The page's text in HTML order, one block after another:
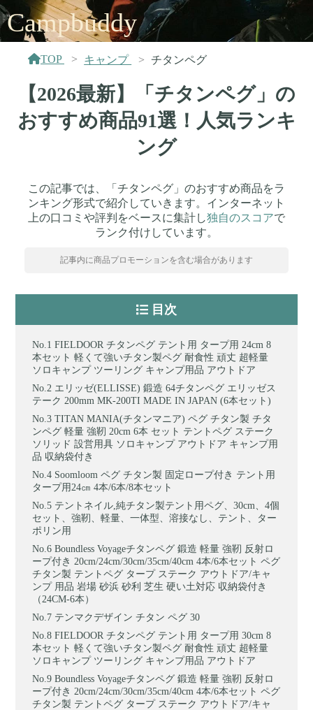
Campbuddy
TOP キャンプ チタンペグ
【2026最新】「チタンペグ」の
おすすめ商品91選！人気ランキ
ング
この記事では、「チタンペグ」のおすすめ商品をラ
ンキング形式で紹介していきます。インターネット
上の口コミや評判をベースに集計し独自のスコアで
ランク付けしています。
記事内に商品プロモーションを含む場合があります
目次
FIELDOOR チタンペグ テント用 タープ用 24cm 8
本セット 軽くて強いチタン製ペグ 耐食性 頑丈 超軽量
ソロキャンプ ツーリング キャンプ用品 アウトドア
エリッゼ(ELLISSE) 鍛造 64チタンペグ エリッゼス
テーク 200mm MK-200TI MADE IN JAPAN (6本セット)
TITAN MANIA(チタンマニア) ペグ チタン製 チタ
ンペグ 軽量 強靭 20cm 6本 セット テントペグ ステーク
ソリッド 設営用具 ソロキャンプ アウトドア キャンプ用
品 収納袋付き
Soomloom ペグ チタン製 固定ロープ付き テント用
タープ用24㎝ 4本/6本/8本セット
テントネイル,純チタン製テント用ペグ、30cm、4個
セット、強靭、軽量、一体型、溶接なし、テント、ター
ポリン用
Boundless Voyageチタンペグ 鍛造 軽量 強靭 反射ロ
ープ付き 20cm/24cm/30cm/35cm/40cm 4本/6本セット ペグ
チタン製 テントペグ タープ ステーク アウトドア/キャ
ンプ 用品 岩場 砂浜 砂利 芝生 硬い土対応 収納袋付き
（24CM-6本）
テンマクデザイン チタン ペグ 30
FIELDOOR チタンペグ テント用 タープ用 30cm 8
本セット 軽くて強いチタン製ペグ 耐食性 頑丈 超軽量
ソロキャンプ ツーリング キャンプ用品 アウトドア
Boundless Voyageチタンペグ 鍛造 軽量 強靭 反射ロ
ープ付き 20cm/24cm/30cm/35cm/40cm 4本/6本セット ペグ
チタン製 テントペグ タープ ステーク アウトドア/キャ